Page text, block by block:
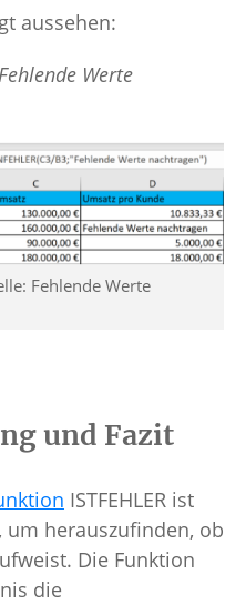
aussehen:
Werte
Fehlende Werte
und Fazit
ISTFEHLER ist
herauszufinden, ob
Die Funktion
die